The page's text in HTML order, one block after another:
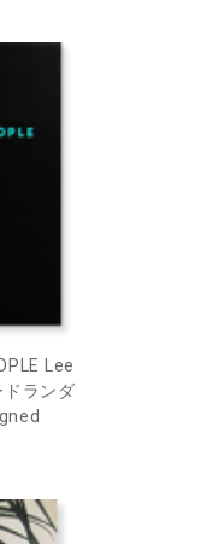
Lee
ランダ